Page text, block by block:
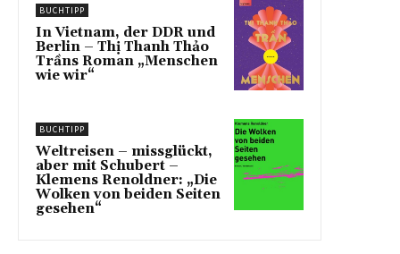
BUCHTIPP
In Vietnam, der DDR und
Berlin – Thị Thanh Thảo
Trầns Roman „Menschen
wie wir“
BUCHTIPP
Weltreisen – missglückt,
aber mit Schubert –
Klemens Renoldner: „Die
Wolken von beiden Seiten
gesehen“